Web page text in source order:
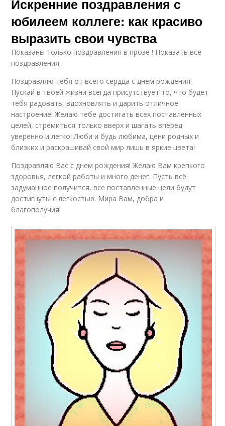
Искренние поздравления с
юбилеем коллеге: как красиво
выразить свои чувства
Показаны только поздравления в прозе ! Показать все
поздравления .
Поздравляю тебя от всего сердца с днем рождения!
Пускай в твоей жизни всегда присутствует то, что будет
тебя радовать, вдохновлять и дарить отличное
настроение! Желаю тебе достигать всех поставленных
целей, стремиться только вверх и шагать вперед
уверенно и легко! Люби и будь любима, цени родных и
близких и раскрашивай свой мир лишь в яркие цвета!
Поздравляю Вас с днем рождения! Желаю Вам крепкого
здоровья, легкой работы и много денег. Пусть всё
задуманное получится, все поставленные цели будут
достигнуты с легкостью. Мира Вам, добра и
благополучия!